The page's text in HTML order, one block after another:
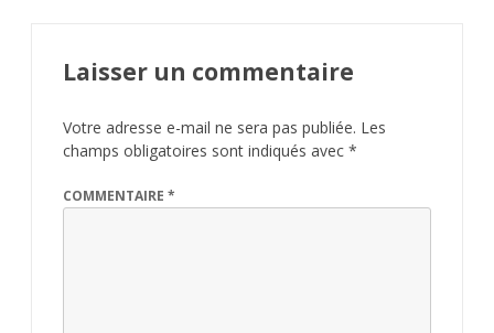
Laisser un commentaire
Votre adresse e-mail ne sera pas publiée. Les
champs obligatoires sont indiqués avec *
COMMENTAIRE *